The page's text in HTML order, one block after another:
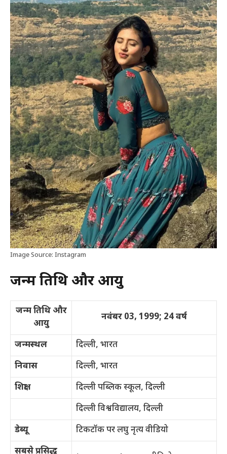
Image Source: Instagram
जन्म तिथि और आयु
जन्म तिथि और
आयु
नवंबर 03, 1999; 24 वर्ष
जन्मस्थल
दिल्ली, भारत
निवास
दिल्ली, भारत
शिक्षा
दिल्ली पब्लिक स्कूल, दिल्ली
दिल्ली विश्वविद्यालय, दिल्ली
डेब्यू
टिकटॉक पर लघु नृत्य वीडियो
सबसे प्रसिद्ध